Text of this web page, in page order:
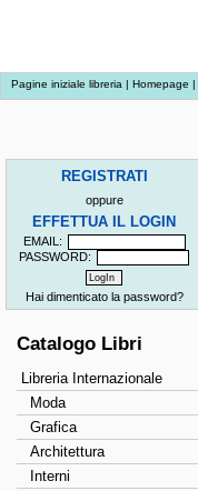
Pagine iniziale libreria | Homepage |
REGISTRATI
oppure
EFFETTUA IL LOGIN
EMAIL:
PASSWORD:
Hai dimenticato la password?
Catalogo Libri
Libreria Internazionale
Moda
Grafica
Architettura
Interni